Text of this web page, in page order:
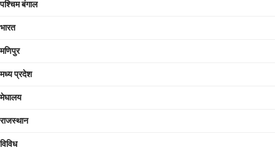
पश्चिम बंगाल
भारत
मणिपुर
मध्य प्रदेश
मेघालय
राजस्थान
विविध